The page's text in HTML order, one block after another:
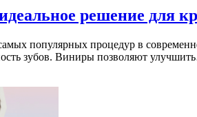
решение для
популярных процедур в
зубов. Виниры позволяют